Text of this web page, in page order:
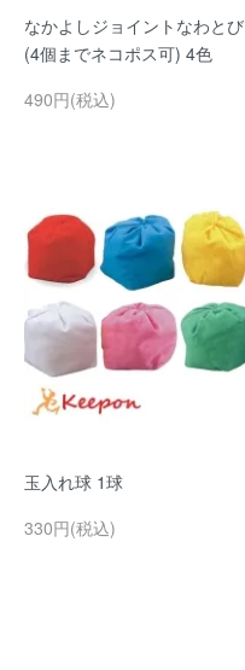
なかよしジョイントなわとび
(4個までネコポス可) 4色
490円(税込)
玉入れ球 1球
330円(税込)